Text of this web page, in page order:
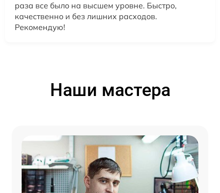
раза все было на высшем уровне. Быстро,
качественно и без лишних расходов.
Рекомендую!
Наши мастера